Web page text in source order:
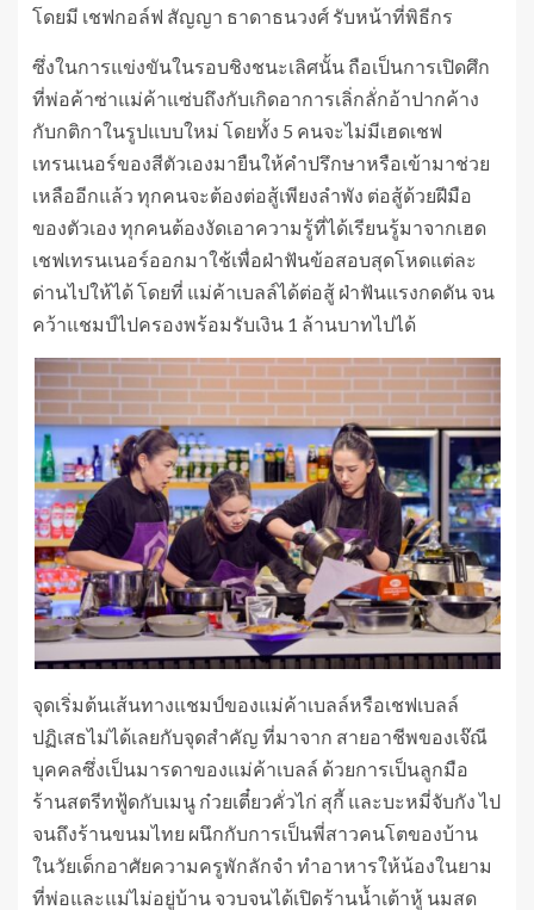
โดยมี เชฟกอล์ฟ สัญญา ธาดาธนวงศ์ รับหน้าที่พิธีกร
ซึ่งในการแข่งขันในรอบชิงชนะเลิศนั้น ถือเป็นการเปิดศึก
ที่พ่อค้าซ่าแม่ค้าแซ่บถึงกับเกิดอาการเลิ่กลั่กอ้าปากค้าง
กับกติกาในรูปแบบใหม่ โดยทั้ง 5 คนจะไม่มีเฮดเชฟ
เทรนเนอร์ของสีตัวเองมายืนให้คำปรึกษาหรือเข้ามาช่วย
เหลืออีกแล้ว ทุกคนจะต้องต่อสู้เพียงลำพัง ต่อสู้ด้วยฝีมือ
ของตัวเอง ทุกคนต้องงัดเอาความรู้ที่ได้เรียนรู้มาจากเฮด
เชฟเทรนเนอร์ออกมาใช้เพื่อฝ่าฟันข้อสอบสุดโหดแต่ละ
ด่านไปให้ได้ โดยที่ แม่ค้าเบลล์ได้ต่อสู้ ฝ่าฟันแรงกดดัน จน
คว้าแชมป์ไปครองพร้อมรับเงิน 1 ล้านบาทไปได้
จุดเริ่มต้นเส้นทางแชมป์ของแม่ค้าเบลล์หรือเชฟเบลล์
ปฏิเสธไม่ได้เลยกับจุดสำคัญ ที่มาจาก สายอาชีพของเจ๊ณี
บุคคลซึ่งเป็นมารดาของแม่ค้าเบลล์ ด้วยการเป็นลูกมือ
ร้านสตรีทฟู้ดกับเมนู ก๋วยเตี๋ยวคั่วไก่ สุกี้ และบะหมี่จับกัง ไป
จนถึงร้านขนมไทย ผนึกกับการเป็นพี่สาวคนโตของบ้าน
ในวัยเด็กอาศัยความครูพักลักจำ ทำอาหารให้น้องในยาม
ที่พ่อและแม่ไม่อยู่บ้าน จวบจนได้เปิดร้านน้ำเต้าหู้ นมสด